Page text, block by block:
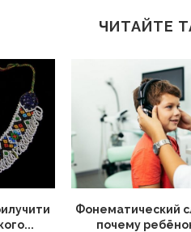
ЧИТАЙТЕ
Фонематический
почему